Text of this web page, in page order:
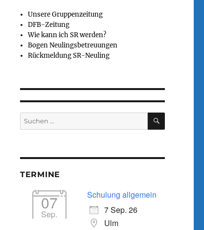
Office 365
Unsere Gruppenzeitung
DFB-Zeitung
Wie kann ich SR werden?
Bogen Neulingsbetreuungen
Rückmeldung SR-Neuling
Suchen
nach:
SUCHEN
TERMINE
07
Sep.
Schulung allgemein
7 Sep. 26
Ulm